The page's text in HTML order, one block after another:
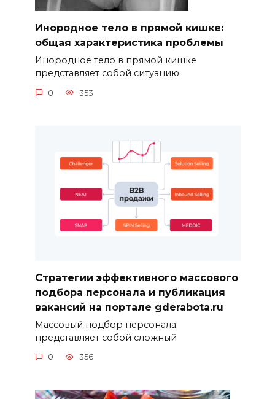
Инородное тело в прямой кишке:
общая характеристика проблемы
Инородное тело в прямой кишке
представляет собой ситуацию
0 353
Стратегии эффективного массового
подбора персонала и публикация
вакансий на портале gderabota.ru
Массовый подбор персонала
представляет собой сложный
0 356